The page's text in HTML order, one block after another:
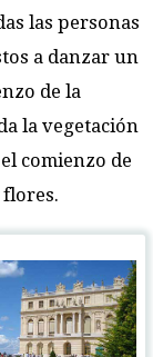
las personas
a danzar un
de la
la vegetación
comienzo de